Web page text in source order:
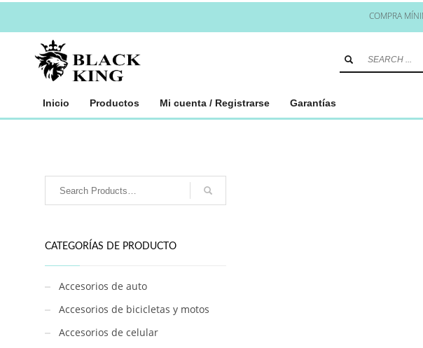
COMPRA
Inicio Productos Mi cuenta / Registrarse Garantías
CATEGORÍAS DE PRODUCTO
Accesorios de auto
Accesorios de bicicletas y motos
Accesorios de celular